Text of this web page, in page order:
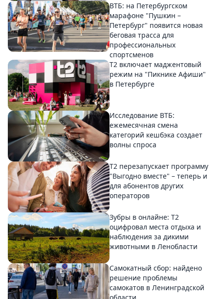
ВТБ: на Петербургском
марафоне "Пушкин –
Петербург" появится новая
беговая трасса для
профессиональных
спортсменов
Т2 включает маджентовый
режим на "Пикнике Афиши"
в Петербурге
Исследование ВТБ:
ежемесячная смена
категорий кешбэка создает
волны спроса
Т2 перезапускает программу
"Выгодно вместе" – теперь и
для абонентов других
операторов
Зубры в онлайне: Т2
оцифровал места отдыха и
наблюдения за дикими
животными в Ленобласти
Самокатный сбор: найдено
решение проблемы
самокатов в Ленинградской